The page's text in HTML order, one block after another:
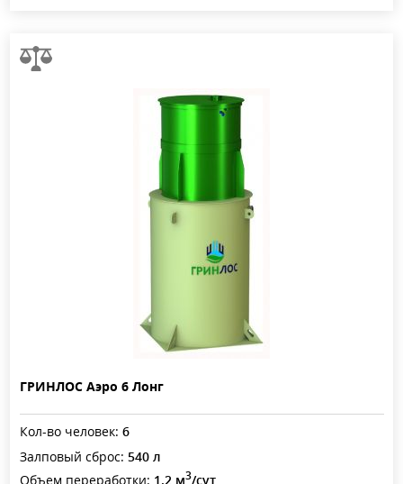
ГРИНЛОС Аэро 6 Лонг
Кол-во человек: 6
Залповый сброс: 540 л
Объем переработки: 1.2 м3/сут